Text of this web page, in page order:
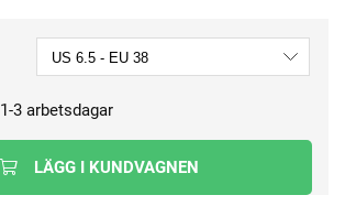
1-3 arbetsdagar
LÄGG I KUNDVAGNEN